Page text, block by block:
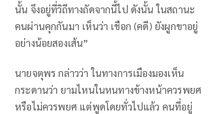
นั้น จึงอยู่ที่วิถีทางถัดจากนี้ไป ดังนั้น ในสถานะ
คนผ่านคุกกันมา เห็นว่า เชือก (คดี) ยังผูกขาอยู่
อย่างน้อยสองเส้น”
นายจตุพร กล่าวว่า ในทางการเมืองมองเห็น
กระดานว่า ยามไหนในหนทางข้างหน้าควรพยศ
หรือไม่ควรพยศ แต่พูดโดยทั่วไปแล้ว คนที่อยู่